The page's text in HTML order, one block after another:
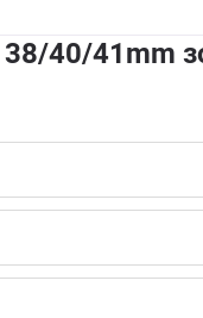
40/41mm